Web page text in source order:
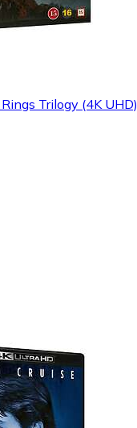
Trilogy (4K UHD)